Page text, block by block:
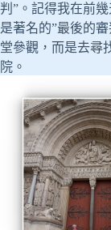
判”。記得我在前
是著名的”最後的
堂參觀，而是去尋
院。